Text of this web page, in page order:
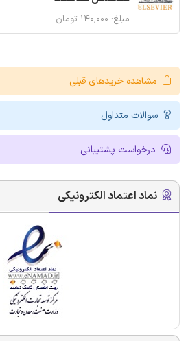
مبلغ: ۱۴۰,۰۰۰ تومان
مشاهده خریدهای قبلی
سوالات متداول
درخواست پشتیبانی
نماد اعتماد الکترونیکی